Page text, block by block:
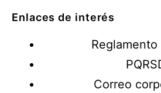
Enlaces de interés
Correo